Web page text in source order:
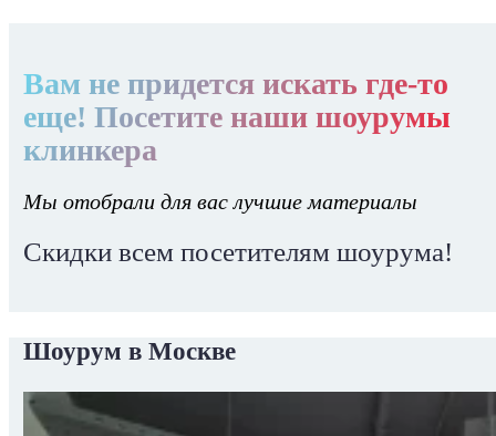
Вам не придется искать где-то
еще! Посетите наши шоурумы
клинкера
Мы отобрали для вас лучшие материалы
Скидки всем посетителям шоурума!
Шоурум в Москве